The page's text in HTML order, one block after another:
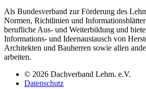
Als Bundesverband zur Förderung des
Normen, Richtlinien und
berufliche Aus- und Weiterbildung und
Informations- und Ideenaustausch von
Architekten und Bauherren sowie allen
arbeiten.
© 2026 Dachverband Lehm. e.V.
Datenschutz